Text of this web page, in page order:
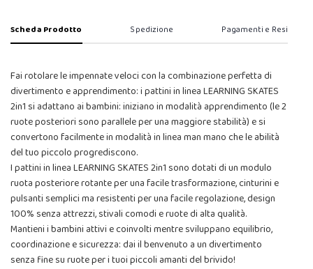
Scheda Prodotto Spedizione Pagamenti e Resi
Fai rotolare le impennate veloci con la combinazione perfetta di
divertimento e apprendimento: i pattini in linea LEARNING SKATES
2in1 si adattano ai bambini: iniziano in modalità apprendimento (le 2
ruote posteriori sono parallele per una maggiore stabilità) e si
convertono facilmente in modalità in linea man mano che le abilità
del tuo piccolo progrediscono.
I pattini in linea LEARNING SKATES 2in1 sono dotati di un modulo
ruota posteriore rotante per una facile trasformazione, cinturini e
pulsanti semplici ma resistenti per una facile regolazione, design
100% senza attrezzi, stivali comodi e ruote di alta qualità.
Mantieni i bambini attivi e coinvolti mentre sviluppano equilibrio,
coordinazione e sicurezza: dai il benvenuto a un divertimento
senza fine su ruote per i tuoi piccoli amanti del brivido!